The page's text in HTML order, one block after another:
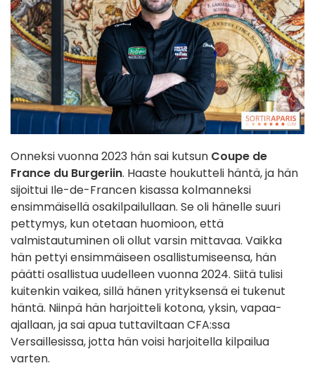
Onneksi vuonna 2023 hän sai kutsun Coupe de
France du Burgeriin. Haaste houkutteli häntä, ja hän
sijoittui Ile-de-Francen kisassa kolmanneksi
ensimmäisellä osakilpailullaan. Se oli hänelle suuri
pettymys, kun otetaan huomioon, että
valmistautuminen oli ollut varsin mittavaa. Vaikka
hän pettyi ensimmäiseen osallistumiseensa, hän
päätti osallistua uudelleen vuonna 2024. Siitä tulisi
kuitenkin vaikea, sillä hänen yrityksensä ei tukenut
häntä. Niinpä hän harjoitteli kotona, yksin, vapaa-
ajallaan, ja sai apua tuttaviltaan CFA:ssa
Versaillesissa, jotta hän voisi harjoitella kilpailua
varten.